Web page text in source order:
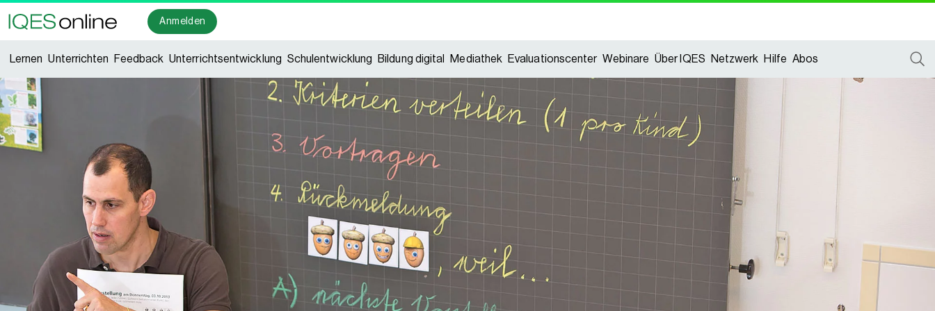
Anmelden
Lernen Unterrichten Feedback Unterrichtsentwicklung Schulentwicklung Bildung digital Mediathek Evaluationscenter Webinare Über IQES Netzwerk Hilfe Abos